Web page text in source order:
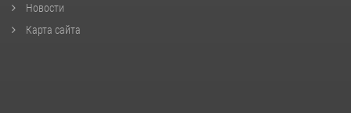
Новости
Карта сайта